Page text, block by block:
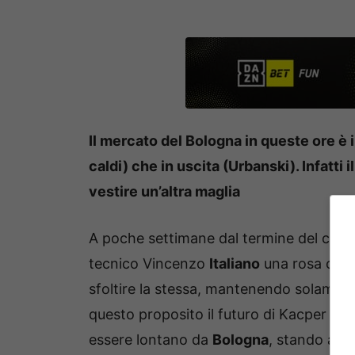
Il mercato del Bologna in queste ore
caldi) che in uscita (Urbanski). Infatti
vestire un’altra maglia
A poche settimane dal termine del
tecnico Vincenzo Italiano una rosa
sfoltire la stessa, mantenendo
questo proposito il futuro di Kacper
essere lontano da Bologna, stando a